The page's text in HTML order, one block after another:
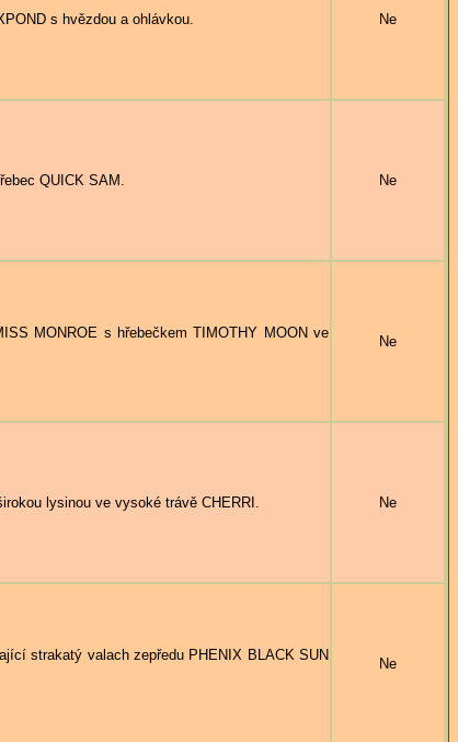
s hvězdou a ohlávkou. Ne
QUICK SAM. Ne
MONROE s hřebečkem TIMOTHY MOON ve
Ne
lysinou ve vysoké trávě CHERRI. Ne
strakatý valach zepředu PHENIX BLACK SUN
Ne